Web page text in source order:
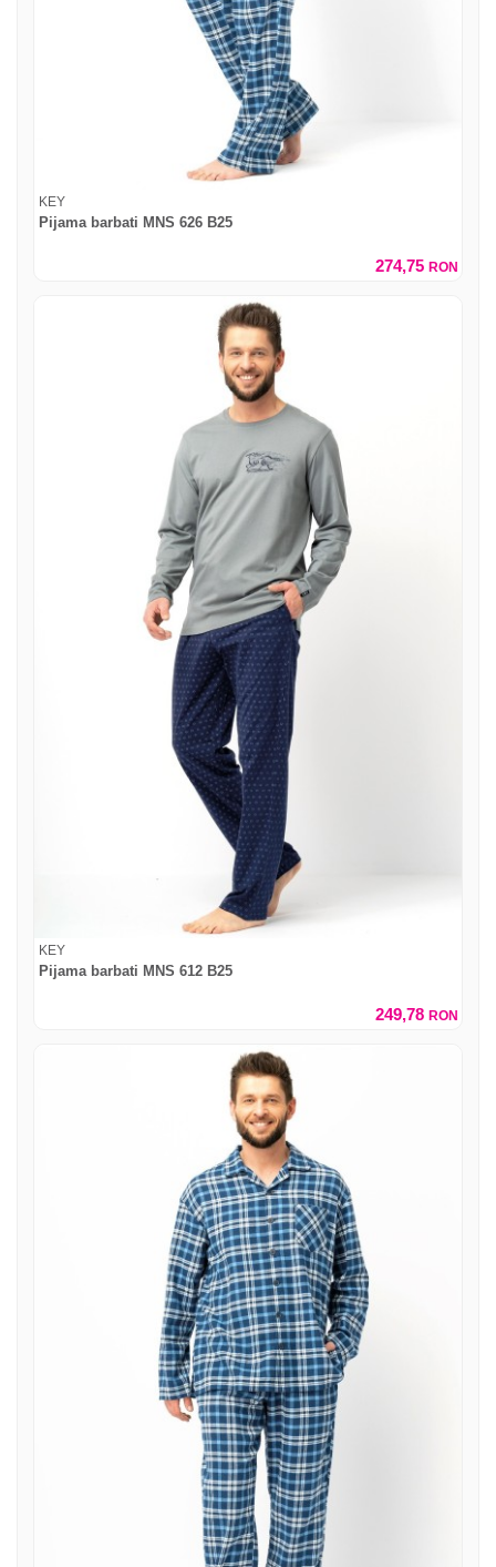
KEY
Pijama barbati MNS 626 B25
274,75 RON
KEY
Pijama barbati MNS 612 B25
249,78 RON